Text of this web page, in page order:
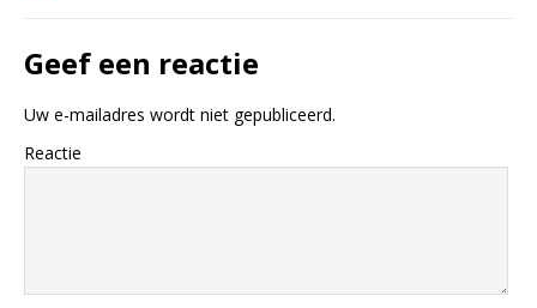
Geef een reactie
Uw e-mailadres wordt niet gepubliceerd.
Reactie